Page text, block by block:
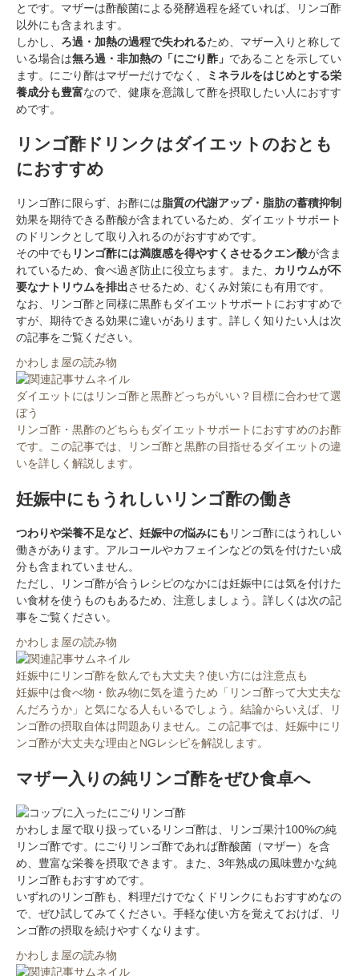
とです。マザーは酢酸菌による発酵過程を経ていれば、リンゴ酢
以外にも含まれます。
しかし、 ろ過・加熱の過程で失われるため、マザー入りと称して
いる場合は無ろ過・非加熱の「にごり酢」 であることを示してい
ます。にごり酢はマザーだけでなく、
ミネラルをはじめとする栄
養成分も豊富なので、健康を意識して酢を摂取したい人におすす
めです。
リンゴ酢ドリンクはダイエットのおとも
におすすめ
リンゴ酢に限らず、お酢には脂質の代謝アップ・脂肪の蓄積抑制
効果を期待できる酢酸が含まれているため、ダイエットサポート
のドリンクとして取り入れるのがおすすめです。
その中でも リンゴ酢には満腹感を得やすくさせるクエン酸が含ま
れているため、食べ過ぎ防止に役立ちます。また、 カリウムが不
要なナトリウムを排出させるため、むくみ対策にも有用です。
なお、リンゴ酢と同様に黒酢もダイエットサポートにおすすめで
すが、期待できる効果に違いがあります。詳しく知りたい人は次
の記事をご覧ください。
かわしま屋の読み物
ダイエットにはリンゴ酢と黒酢どっちがいい？目標に合わせて選
ぼう
リンゴ酢・黒酢のどちらもダイエットサポートにおすすめのお酢
です。この記事では、リンゴ酢と黒酢の目指せるダイエットの違
いを詳しく解説します。
妊娠中にもうれしいリンゴ酢の働き
つわりや栄養不足など、妊娠中の悩みにも リンゴ酢にはうれしい
働きがあります。アルコールやカフェインなどの気を付けたい成
分も含まれていません。
ただし、リンゴ酢が合うレシピのなかには妊娠中には気を付けた
い食材を使うものもあるため、注意しましょう。詳しくは次の記
事をご覧ください。
かわしま屋の読み物
妊娠中にリンゴ酢を飲んでも大丈夫？使い方には注意点も
妊娠中は食べ物・飲み物に気を遣うため「リンゴ酢って大丈夫な
んだろうか」と気になる人もいるでしょう。結論からいえば、リ
ンゴ酢の摂取自体は問題ありません。この記事では、妊娠中にリ
ンゴ酢が大丈夫な理由とNGレシピを解説します。
マザー入りの純リンゴ酢をぜひ食卓へ
かわしま屋で取り扱っているリンゴ酢は、リンゴ果汁100%の純
リンゴ酢です。にごりリンゴ酢であれば酢酸菌（マザー）を含
め、豊富な栄養を摂取できます。また、3年熟成の風味豊かな純
リンゴ酢もおすすめです。
いずれのリンゴ酢も、料理だけでなくドリンクにもおすすめなの
で、ぜひ試してみてください。手軽な使い方を覚えておけば、リ
ンゴ酢の摂取を続けやすくなります。
かわしま屋の読み物